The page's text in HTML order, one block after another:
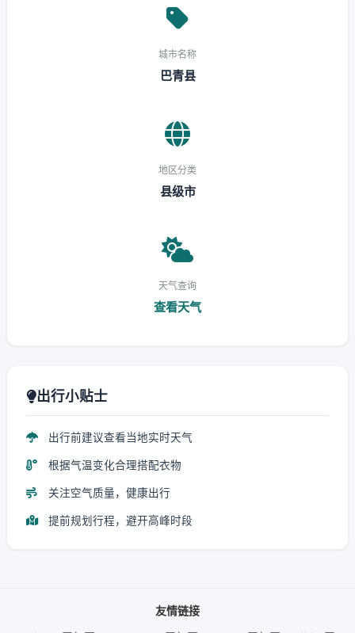
城市名称
巴青县
地区分类
县级市
天气查询
查看天气
出行小贴士
出行前建议查看当地实时天气
根据气温变化合理搭配衣物
关注空气质量，健康出行
提前规划行程，避开高峰时段
友情链接